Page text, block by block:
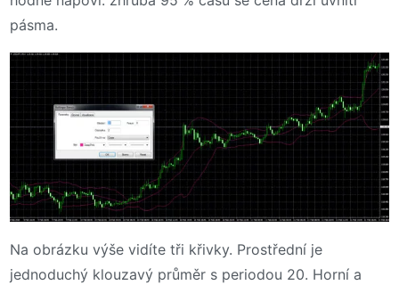
pásma.
Na obrázku výše vidíte tři křivky. Prostřední je
jednoduchý klouzavý průměr s periodou 20. Horní a